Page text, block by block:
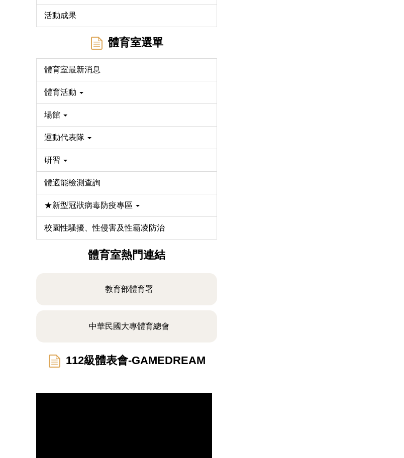
活動成果
體育室選單
體育室最新消息
體育活動
場館
運動代表隊
研習
體適能檢測查詢
★新型冠狀病毒防疫專區
校園性騷擾、性侵害及性霸凌防治
體育室熱門連結
教育部體育署
中華民國大專體育總會
112級體表會-GAMEDREAM